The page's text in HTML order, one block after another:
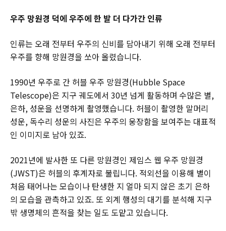
우주 망원경 덕에 우주에 한 발 더 다가간 인류
인류는 오래 전부터 우주의 신비를 담아내기 위해 오래 전부터
우주를 향해 망원경을 쏘아 올렸습니다.
1990년 우주로 간 허블 우주 망원경(Hubble Space
Telescope)은 지구 궤도에서 30년 넘게 활동하며 수많은 별,
은하, 성운을 선명하게 촬영했습니다. 허블이 촬영한 말머리
성운, 독수리 성운의 사진은 우주의 웅장함을 보여주는 대표적
인 이미지로 남아 있죠.
2021년에 발사한 또 다른 망원경인 제임스 웹 우주 망원경
(JWST)은 허블의 후계자로 불립니다. 적외선을 이용해 별이
처음 태어나는 모습이나 탄생한 지 얼마 되지 않은 초기 은하
의 모습을 관측하고 있죠. 또 외계 행성의 대기를 분석해 지구
밖 생명체의 흔적을 찾는 일도 도맡고 있습니다.